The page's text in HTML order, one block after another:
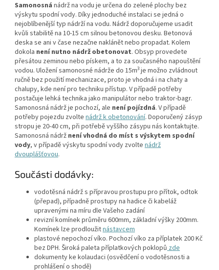
Samonosná nádrž na vodu je určena do zelené plochy bez
výskytu spodní vody. Díky jednoduché instalaci se jedná o
nejoblíbenější typ nádrží na vodu. Nádrž doporučujeme usadit
kvůli stabilitě na 10-15 cm silnou betonovou desku. Betonová
deska se ani v čase nezačne naklánět nebo propadat. Kolem
dokola není nutno nádrž obetonovat. Obsyp provedete
přesátou zeminou nebo pískem, a to za současného napouštění
vodou. Uložení samonosné nádrže do 15m3 je možno zvládnout
ručně bez použití mechanizace, proto je vhodná i na chaty a
chalupy, kde není pro techniku přístup. V případě potřeby
postačuje lehká technika jako manipulátor nebo traktor-bagr.
Samonosná nádrž je pochozí, ale není pojízdná. V případě
potřeby pojezdu zvolte nádrž k obetonování. Doporučený zásyp
stropu je 20-40 cm, při potřebě vyššího zásypu nás kontaktujte.
Samonosná nádrž není vhodná do míst s výskytem spodní
vody, v případě výskytu spodní vody zvolte nádrž
dvouplášťovou.
Součásti dodávky:
vodotěsná nádrž s přípravou prostupu pro přítok, odtok
(přepad), případně prostupy na hadice či kabeláž
upravenými na míru dle Vašeho zadání
revizní komínek průměru 600mm, základní výšky 200mm.
Komínek lze prodloužitnástavcem
plastové nepochozí víko. Pochozí víko za příplatek 200 Kč
bez DPH. Široká paleta příplatkových poklopů zde
dokumenty ke kolaudaci (osvědčení o vodotěsnosti a
prohlášení o shodě)